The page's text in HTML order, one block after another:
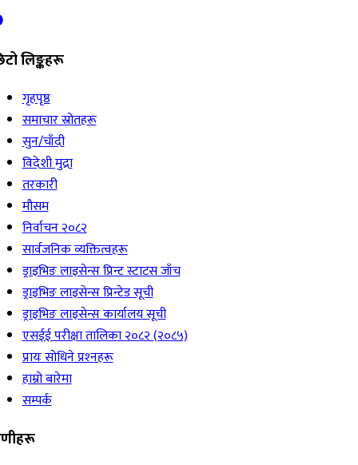
लिङ्कहरू
गृहपृष्ठ
समाचार स्रोतहरू
सुन/चाँदी
विदेशी मुद्रा
तरकारी
मौसम
निर्वाचन २०८२
सार्वजनिक व्यक्तित्वहरू
ड्राइभिङ लाइसेन्स प्रिन्ट स्टाटस जाँच
ड्राइभिङ लाइसेन्स प्रिन्टेड सूची
ड्राइभिङ लाइसेन्स कार्यालय सूची
एसईई परीक्षा तालिका २०८२ (२०८५)
प्रायः सोधिने प्रश्‍नहरू
हाम्रो बारेमा
सम्पर्क